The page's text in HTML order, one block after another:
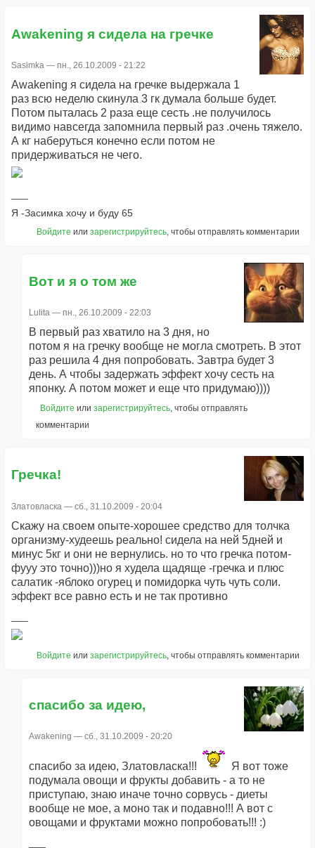
Awakening я сидела на гречке
Sasimka — пн., 26.10.2009 - 21:22
Awakening я сидела на гречке выдержала 1
раз всю неделю скинула 3 гк думала больше будет.
Потом пыталась 2 раза еще сесть .не получилось
видимо навсегда запомнила первый раз .очень тяжело.
А кг наберуться конечно если потом не
придерживаться не чего.
Я -Засимка хочу и буду 65
Войдите или зарегистрируйтесь , чтобы отправлять комментарии
Вот и я о том же
Lulita — пн., 26.10.2009 - 22:03
В первый раз хватило на 3 дня, но
потом я на гречку вообще не могла смотреть. В этот
раз решила 4 дня попробовать. Завтра будет 3
день. А чтобы задержать эффект хочу сесть на
японку. А потом может и еще что придумаю))))
Войдите или зарегистрируйтесь, чтобы отправлять
комментарии
Гречка!
Златовласка — сб., 31.10.2009 - 20:04
Скажу на своем опыте-хорошее средство для толчка
организму-худеешь реально! сидела на ней 5дней и
минус 5кг и они не вернулись. но то что гречка потом-
фууу это точно)))но я худела щадяще -гречка и плюс
салатик -яблоко огурец и помидорка чуть чуть соли.
эффект все равно есть и не так противно
Войдите или зарегистрируйтесь , чтобы отправлять комментарии
спасибо за идею,
Awakening — сб., 31.10.2009 - 20:20
спасибо за идею, Златовласка!!!
Я вот тоже
подумала овощи и фрукты добавить - а то не
приступаю, знаю иначе точно сорвусь - диеты
вообще не мое, а моно так и подавно!!! А вот с
овощами и фруктами можно попробовать!!! :)